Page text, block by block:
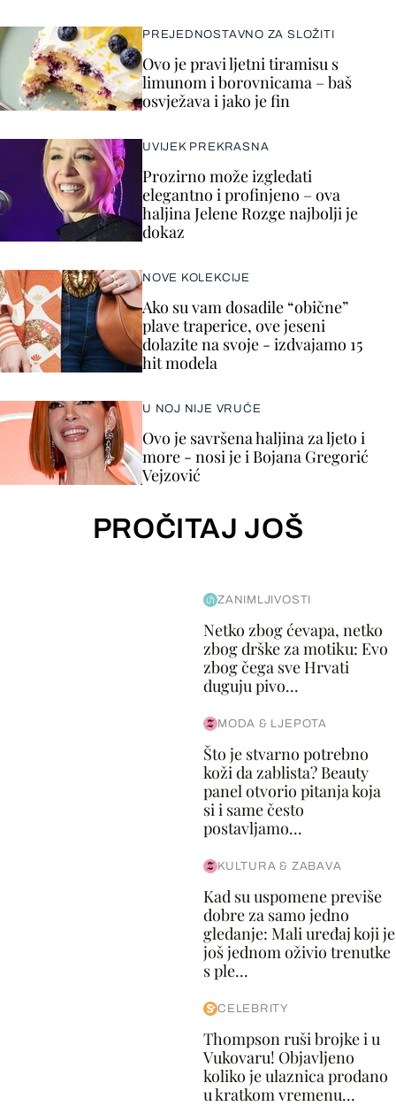
PREJEDNOSTAVNO ZA SLOŽITI
Ovo je pravi ljetni tiramisu s
limunom i borovnicama – baš
osvježava i jako je fin
UVIJEK PREKRASNA
Prozirno može izgledati
elegantno i profinjeno – ova
haljina Jelene Rozge najbolji je
dokaz
NOVE KOLEKCIJE
Ako su vam dosadile “obične”
plave traperice, ove jeseni
dolazite na svoje - izdvajamo 15
hit modela
U NOJ NIJE VRUĆE
Ovo je savršena haljina za ljeto i
more - nosi je i Bojana Gregorić
Vejzović
PROČITAJ JOŠ
ZANIMLJIVOSTI
Netko zbog ćevapa, netko
zbog drške za motiku: Evo
zbog čega sve Hrvati
duguju pivo...
MODA & LJEPOTA
Što je stvarno potrebno
koži da zablista? Beauty
panel otvorio pitanja koja
si i same često
postavljamo...
KULTURA & ZABAVA
Kad su uspomene previše
dobre za samo jedno
gledanje: Mali uređaj koji je
još jednom oživio trenutke
s ple...
CELEBRITY
Thompson ruši brojke i u
Vukovaru! Objavljeno
koliko je ulaznica prodano
u kratkom vremenu...